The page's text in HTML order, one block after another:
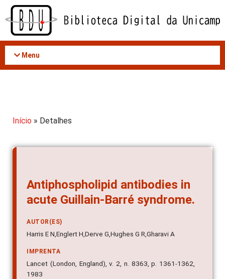
Acessar
conteúdo
Menu
Início » Detalhes
Antiphospholipid antibodies in
acute Guillain-Barré syndrome.
AUTOR(ES)
Harris E N,Englert H,Derve G,Hughes G R,Gharavi A
IMPRENTA
Lancet (London, England), v. 2, n. 8363, p. 1361-1362,
1983